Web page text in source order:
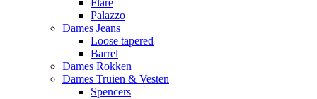
Flare
Palazzo
Dames Jeans
Loose tapered
Barrel
Dames Rokken
Dames Truien & Vesten
Spencers